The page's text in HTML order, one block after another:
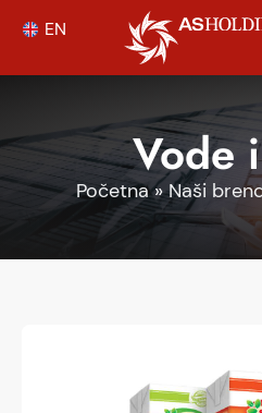
EN
Vode
Početna»Naši